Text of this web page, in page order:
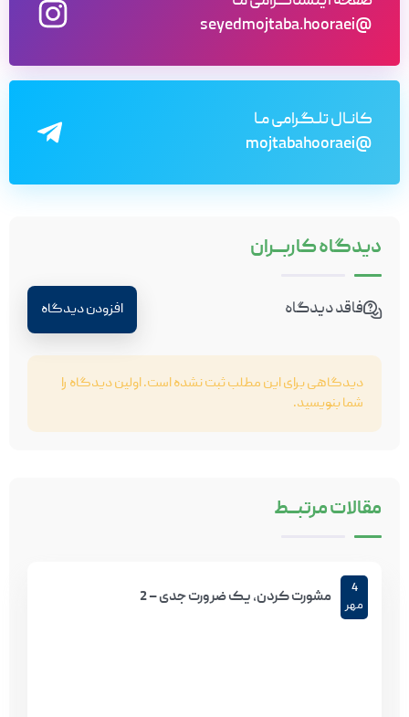
@seyedmojtaba.hooraei
کانـال تلـگرامی مـا
@mojtabahooraei
دیدگاهکاربـــران
فاقد دیدگاه افزودن دیدگاه
دیدگاهی برای این مطلب ثبت نشده است. اولین دیدگاه را
شما بنویسید.
مقالاتمرتبـــط
4
مهر
مشورت کردن، یک ضرورت جدی – 2